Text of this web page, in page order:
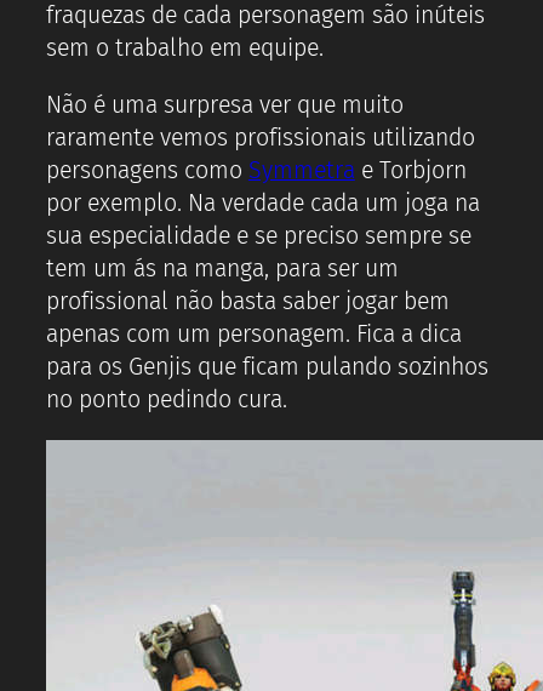
fraquezas de cada personagem são inúteis
sem o trabalho em equipe.
Não é uma surpresa ver que muito
raramente vemos profissionais utilizando
personagens como Symmetra e Torbjorn
por exemplo. Na verdade cada um joga na
sua especialidade e se preciso sempre se
tem um ás na manga, para ser um
profissional não basta saber jogar bem
apenas com um personagem. Fica a dica
para os Genjis que ficam pulando sozinhos
no ponto pedindo cura.